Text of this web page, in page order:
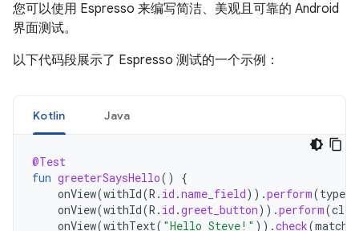
您可以使用 Espresso 来编写简洁、美观且可靠的 Android
界面测试。
以下代码段展示了 Espresso 测试的一个示例：
Kotlin Java
@Test
fun greeterSaysHello()
{
onView(withId(R . id .name_field)).perform(
onView(withId(R . id .greet_button)).perform(
onView(withText( "Hello Steve!" )).check(